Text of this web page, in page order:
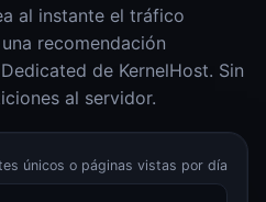
al instante el tráfico
recomendación
de KernelHost. Sin
al servidor.
únicos o páginas vistas por día